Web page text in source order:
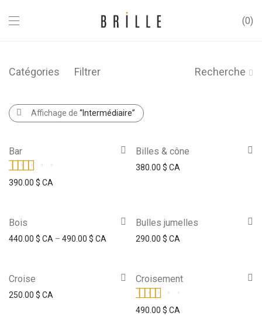
0
Catégories Filtrer Recherche
Affichage de “Intermédiaire”
Bar
Note5.00 sur 5
390.00 $ CA
Billes & cône
380.00 $ CA
Bois
440.00 $ CA – 490.00 $ CA
Bulles jumelles
290.00 $ CA
Croise
250.00 $ CA
Croisement
Note4.00
490.00 $ CA